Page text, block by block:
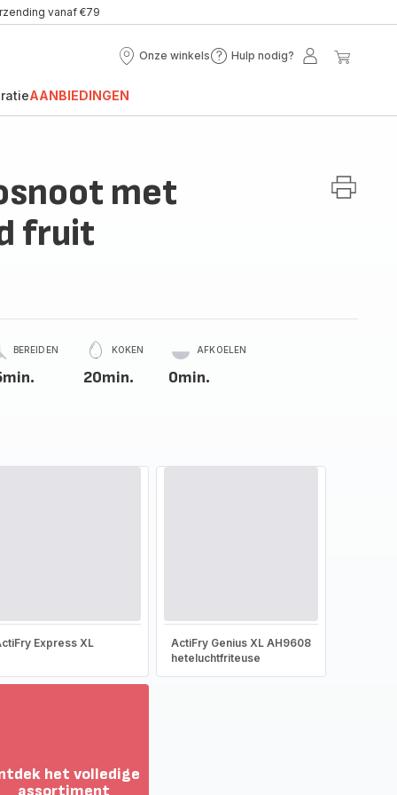
vanaf €79
Onze winkels
Onze
Hulp nodig?
Hulp
Mijn
AANBIEDINGEN
met
fruit
BEREIDEN KOKEN
20min.
AFKOELEN
0min.
Express XL
ActiFry Genius XL AH9608
heteluchtfriteuse
het volledige
assortiment